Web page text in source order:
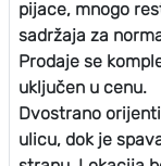
pijace, mnogo
sadržaja za
Prodaje se
uključen u cenu.
Dvostrano
ulicu, dok je